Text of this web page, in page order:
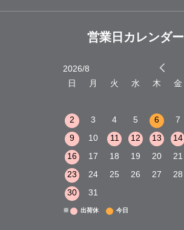
営業日カレンダー
2026/8
日
月 火 水 木 金
2
3 4 5 6 7
9
10 11 12 13 14
16
17 18 19 20 21
23
24 25 26 27 28
30
31
※ 出荷休 今日